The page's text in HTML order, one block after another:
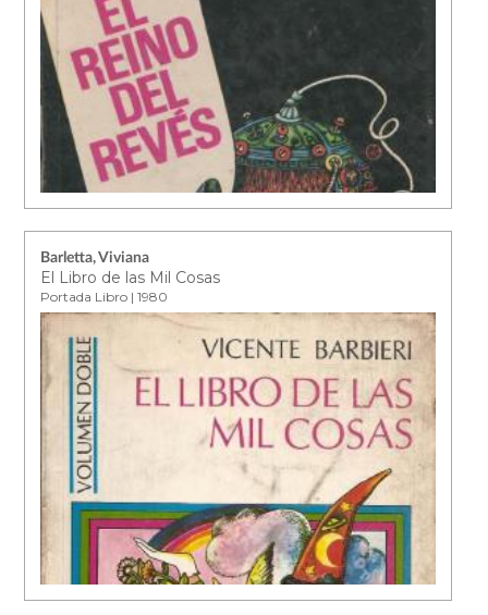
Barletta, Viviana
El Libro de las Mil Cosas
Portada Libro | 1980